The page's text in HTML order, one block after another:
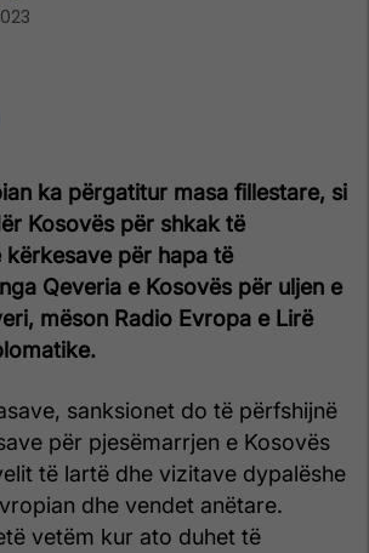
ka përgatitur masa fillestare, si
Kosovës për shkak të
kërkesave për hapa të
Qeveria e Kosovës për uljen e
mëson Radio Evropa e Lirë
sanksionet do të përfshijnë
për pjesëmarrjen e Kosovës
të lartë dhe vizitave dypalëshe
dhe vendet anëtare.
vetëm kur ato duhet të